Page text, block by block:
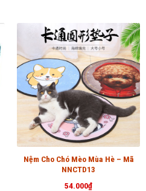
Nệm Cho Chó Mèo Mùa Hè – Mã
NNCTD13
54.000₫